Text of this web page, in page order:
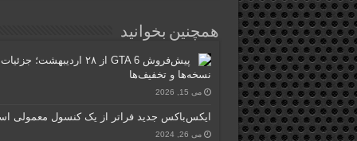
همچنین بخوانید
پیش‌فروش GTA 6 از ۲۸ اردیبهشت؛ جزئیات
نسخه‌ها و تخفیف‌ها
می 15, 2026
ایکس‌باکس جدید فراتر از یک کنسول معمولی
می 26, 2024